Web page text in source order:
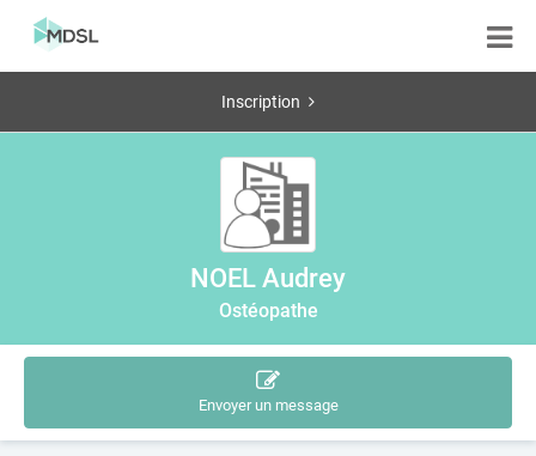
Inscription
NOEL Audrey
Ostéopathe
Envoyer un message